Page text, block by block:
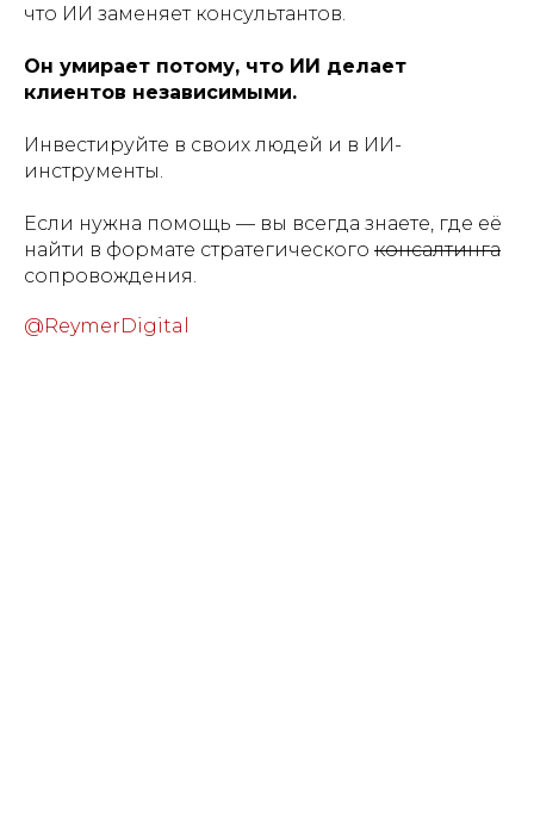
что ИИ заменяет консультантов.
Он умирает потому, что ИИ делает
клиентов независимыми.
Инвестируйте в своих людей и в ИИ-
инструменты.
Если нужна помощь — вы всегда знаете, где её
найти в формате стратегического консалтинга
сопровождения.
@ReymerDigital